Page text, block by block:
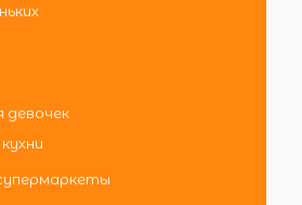
девочек